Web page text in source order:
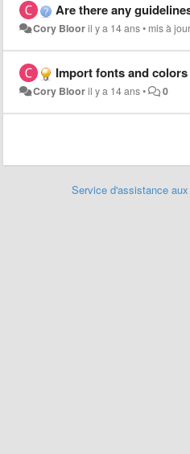
Are there any guidelines on the
Cory Blooril y a 14 ans• mis à
Import fonts and
Cory Blooril y a 14 ans• 0
Service d'assistance